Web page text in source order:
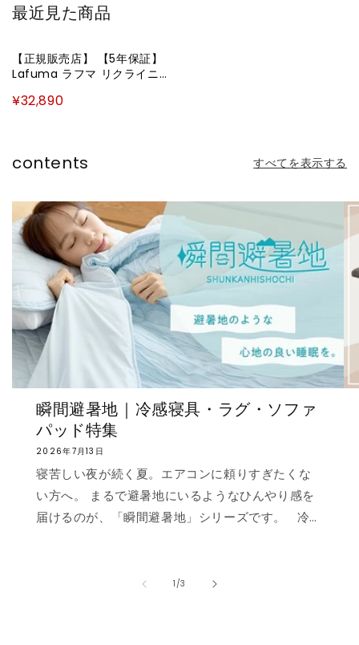
最近見た商品
【正規販売店】 【5年保証】
Lafuma ラフマ リクライニン
ンス製 アールクリップチェア
¥32,890
contents すべてを表示する
瞬間避暑地｜冷感寝具・ラグ・ソファ
パッド特集
2026年7月13日
寝苦しい夜が続く夏。エアコンに頼りすぎたくな
い方へ。 まるで避暑地にいるようなひんやり感を
届けるのが、「瞬間避暑地」シリーズです。 冷
うな“ずっと触れていたくなる冷たさ”を実現しま
1/の
3